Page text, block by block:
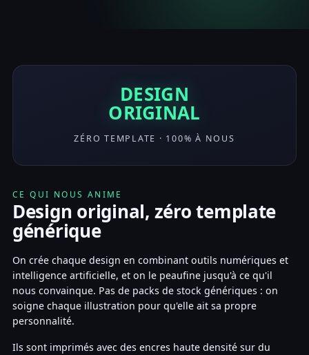
DESIGN
ORIGINAL
ZÉRO TEMPLATE · 100% À NOUS
CE QUI NOUS ANIME
Design original, zéro template
générique
On crée chaque design en combinant outils numériques et
intelligence artificielle, et on le peaufine jusqu'à ce qu'il
nous convainque. Pas de packs de stock génériques : on
soigne chaque illustration pour qu'elle ait sa propre
personnalité.
Ils sont imprimés avec des encres haute densité sur du